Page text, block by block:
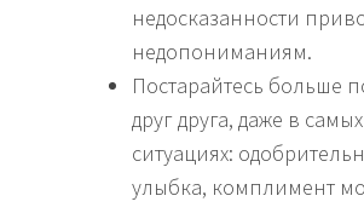
недосказанности
недопониманиям.
Постарайтесь больше
друг друга, даже в
ситуациях:
улыбка, комплимент